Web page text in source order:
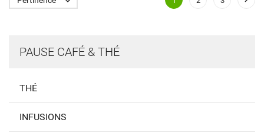
PAUSE CAFÉ & THÉ
THÉ
INFUSIONS